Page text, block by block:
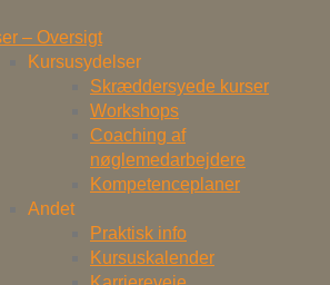
– Oversigt
Kursusydelser
Skræddersyede kurser
Workshops
Coaching af
nøglemedarbejdere
Kompetenceplaner
Andet
Praktisk info
Kursuskalender